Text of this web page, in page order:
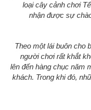
loại cây cảnh chơi
nhận được sự
Theo một lái buôn cho
người chơi rất khắt
lên đến hàng chục năm
khách. Trong khi đó,